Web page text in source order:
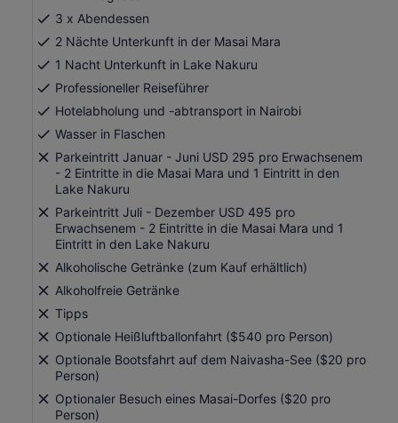
Preise,
indem
mehr
als
2 Erwachsene
auswählst
3 x Abendessen
2 Nächte Unterkunft in der Masai Mara
1 Nacht Unterkunft in Lake Nakuru
Professioneller Reiseführer
Hotelabholung und -abtransport in Nairobi
Wasser in Flaschen
Parkeintritt Januar - Juni USD 295 pro Erwachsenem
- 2 Eintritte in die Masai Mara und 1 Eintritt in den
Lake Nakuru
Parkeintritt Juli - Dezember USD 495 pro
Erwachsenem - 2 Eintritte in die Masai Mara und 1
Eintritt in den Lake Nakuru
Alkoholische Getränke (zum Kauf erhältlich)
Alkoholfreie Getränke
Tipps
Optionale Heißluftballonfahrt ($540 pro Person)
Optionale Bootsfahrt auf dem Naivasha-See ($20 pro
Person)
Optionaler Besuch eines Masai-Dorfes ($20 pro
Person)